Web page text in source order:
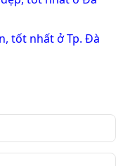
tốt nhất ở Tp. Đà